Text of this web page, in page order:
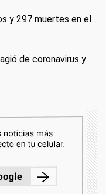
y 297 muertes en el
de coronavirus y